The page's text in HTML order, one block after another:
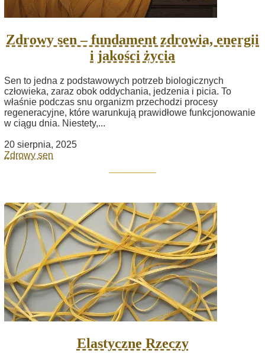
Zdrowy sen – fundament zdrowia, energii
i jakości życia
Sen to jedna z podstawowych potrzeb biologicznych
człowieka, zaraz obok oddychania, jedzenia i picia. To
właśnie podczas snu organizm przechodzi procesy
regeneracyjne, które warunkują prawidłowe funkcjonowanie
w ciągu dnia. Niestety,...
20 sierpnia, 2025
Zdrowy sen
Elastyczne Rzeczy